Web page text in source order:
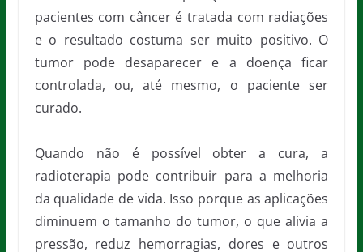
pacientes com câncer é tratada com radiações
e o resultado costuma ser muito positivo. O
tumor pode desaparecer e a doença ficar
controlada, ou, até mesmo, o paciente ser
curado.
Quando não é possível obter a cura, a
radioterapia pode contribuir para a melhoria
da qualidade de vida. Isso porque as aplicações
diminuem o tamanho do tumor, o que alivia a
pressão, reduz hemorragias, dores e outros